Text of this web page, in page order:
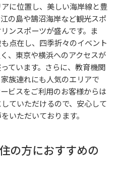
に位置し、美しい海岸線と豊
の島や鵠沼海岸など観光スポ
ンスポーツが盛んです。ま
点在し、四季折々のイベント
、東京や横浜へのアクセスが
ています。さらに、教育機関
族連れにも人気のエリアで
ビスをご利用のお客様からは
ていただけるので、安心して
いただいております。
の方におすすめの